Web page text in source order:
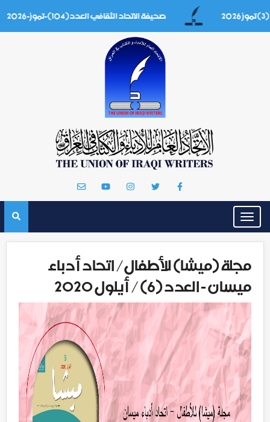
صحيفة الاتحاد الثقافي العدد(104)-تموز-2026
Toggle
navigation
مجلة (ميشا) للأطفال/ اتحاد أدباء
ميسان - العدد (6) / أيلول 2020